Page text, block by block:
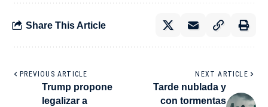
Share This Article
PREVIOUS ARTICLE
Trump propone
legalizar a
NEXT ARTICLE
Tarde nublada y
con tormentas